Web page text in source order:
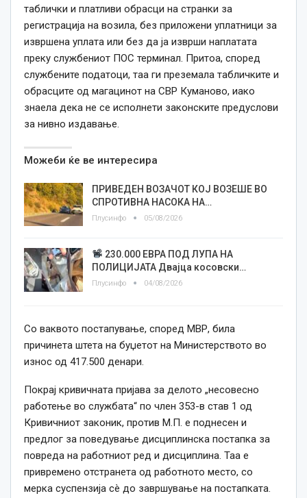
таблички и платливи обрасци на странки за
регистрација на возила, без приложени уплатници за
извршена уплата или без да ја изврши наплатата
преку службениот ПОС терминал. Притоа, според
службените податоци, таа ги преземала табличките и
обрасците од магацинот на СВР Куманово, иако
знаела дека не се исполнети законските предуслови
за нивно издавање.
Можеби ќе ве интересира
ПРИВЕДЕН ВОЗАЧОТ КОЈ ВОЗЕШЕ ВО
СПРОТИВНА НАСОКА НА…
Плусинфо 05/08/2026
230.000 ЕВРА ПОД ЛУПА НА
ПОЛИЦИЈАТА Двајца косовски…
Плусинфо 04/08/2026
Со ваквото постапување, според МВР, била
причинета штета на буџетот на Министерството во
износ од 417.500 денари.
Покрај кривичната пријава за делото „несовесно
работење во службата“ по член 353-в став 1 од
Кривичниот законик, против М.П. е поднесен и
предлог за поведување дисциплинска постапка за
повреда на работниот ред и дисциплина. Таа е
привремено отстранета од работното место, со
мерка суспензија сè до завршување на постапката.